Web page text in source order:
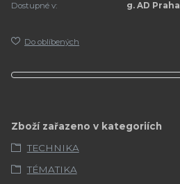
Dostupné v:
g. AD Praha
Do oblíbených
Zboží zařazeno v kategoriích
TECHNIKA
TÉMATIKA